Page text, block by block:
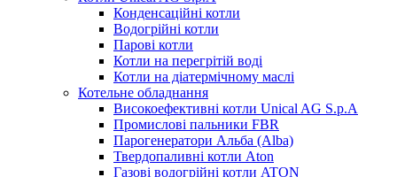
Конденсаційні котли
Водогрійні котли
Парові котли
Котли на перегрітій воді
Котли на діатермічному маслі
Котельне обладнання
Високоефективні котли Unical AG S.p.A
Промислові пальники FBR
Парогенератори Альба (Alba)
Твердопаливні котли Aton
Газові водогрійні котли ATON